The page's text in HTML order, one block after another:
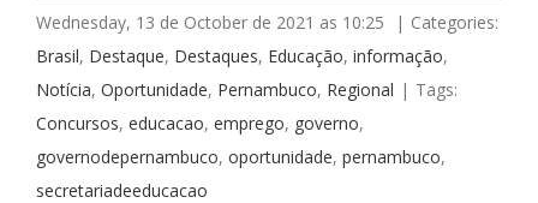
Wednesday, 13 de October de 2021 as 10:25 | Categories:
Brasil, Destaque, Destaques, Educação, informação,
Notícia, Oportunidade, Pernambuco, Regional | Tags:
Concursos, educacao, emprego, governo,
governodepernambuco, oportunidade, pernambuco,
secretariadeeducacao